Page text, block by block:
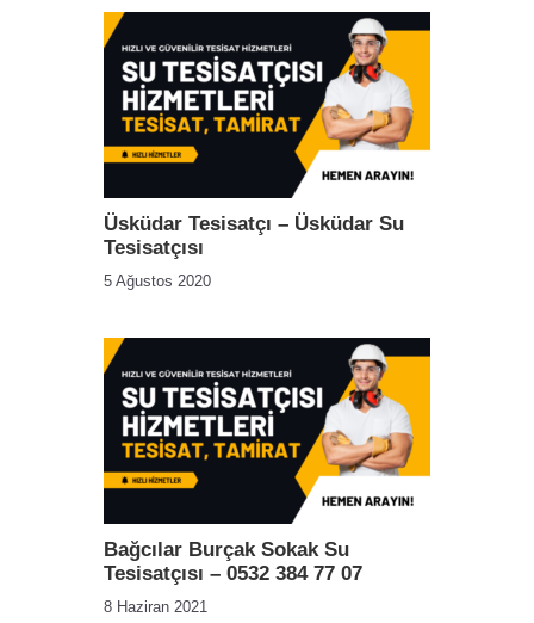
Üsküdar Tesisatçı – Üsküdar Su
Tesisatçısı
5 Ağustos 2020
Bağcılar Burçak Sokak Su
Tesisatçısı – 0532 384 77 07
8 Haziran 2021